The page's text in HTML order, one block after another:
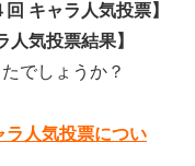
キャラ人気投票】
人気投票結果】
でしょうか？
ラ人気投票につい